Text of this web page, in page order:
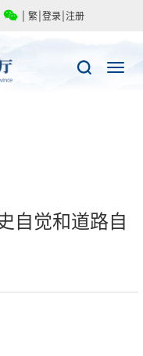
繁 登录 注册
自觉和道路自